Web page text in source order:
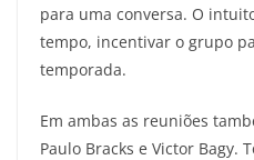
para uma conversa. O
tempo, incentivar o grupo
temporada.
Em ambas as reuniões
Paulo Bracks e Victor Bagy.